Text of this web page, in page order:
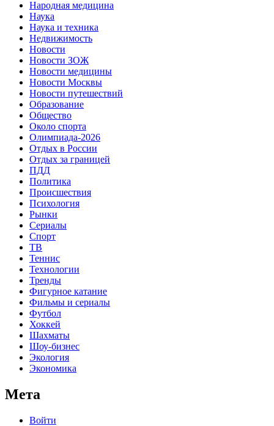
Народная медицина
Наука
Наука и техника
Недвижимость
Новости
Новости ЗОЖ
Новости медицины
Новости Москвы
Новости путешествий
Образование
Общество
Около спорта
Олимпиада-2026
Отдых в России
Отдых за границей
ПДД
Политика
Происшествия
Психология
Рынки
Сериалы
Спорт
ТВ
Теннис
Технологии
Тренды
Фигурное катание
Фильмы и сериалы
Футбол
Хоккей
Шахматы
Шоу-бизнес
Экология
Экономика
Мета
Войти